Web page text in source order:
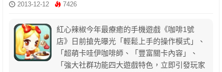
2013-12-12 7426
紅心辣椒今年最療癒的手機遊戲《咖啡1號
店》日前搶先曝光「輕鬆上手的操作模式」、
「超萌卡哇伊咖啡師、「豐富關卡內容」、
「強大社群功能四大遊戲特色，立即引發玩家